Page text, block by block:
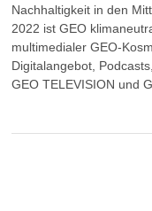
Nachhaltigkeit in den
2022 ist GEO
multimedialer GEO-
Digitalangebot,
GEO TELEVISION und